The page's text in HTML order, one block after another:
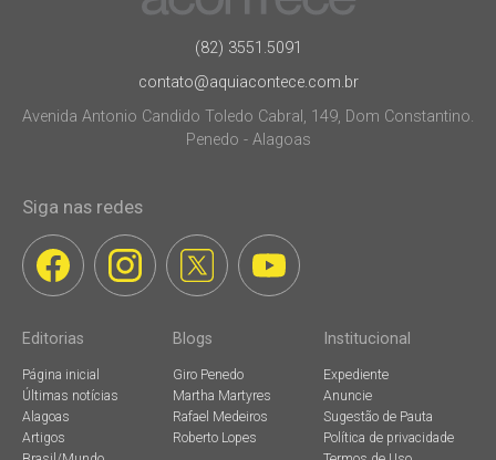
(82) 3551.5091
contato@aquiacontece.com.br
Avenida Antonio Candido Toledo Cabral, 149, Dom Constantino.
Penedo - Alagoas
Siga nas redes
Editorias
Página inicial
Últimas notícias
Alagoas
Artigos
Blogs
Giro Penedo
Martha Martyres
Rafael Medeiros
Roberto Lopes
Institucional
Expediente
Anuncie
Sugestão de Pauta
Política de privacidade